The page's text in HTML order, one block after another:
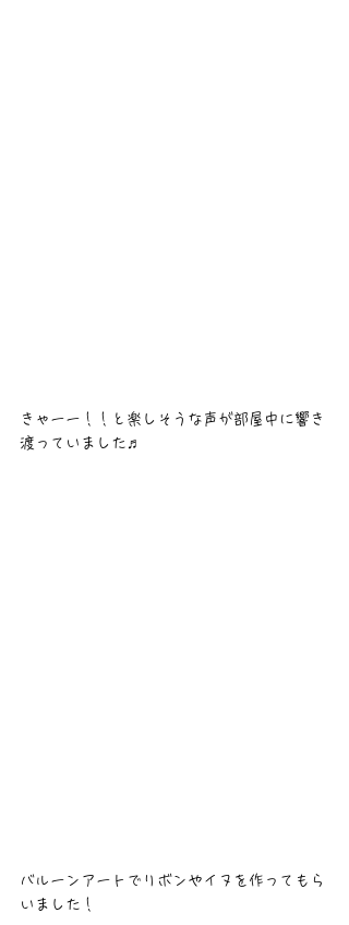
きゃーー！！と楽しそうな声が部屋中に響き
渡っていました♬
バルーンアートでリボンやイヌを作ってもら
いました！